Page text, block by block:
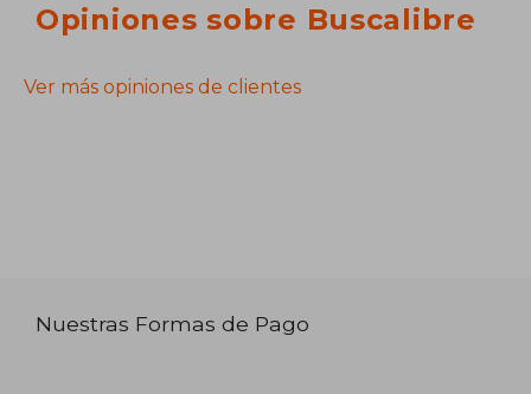
Opiniones sobre Buscalibre
Ver más opiniones de clientes
Nuestras Formas de Pago